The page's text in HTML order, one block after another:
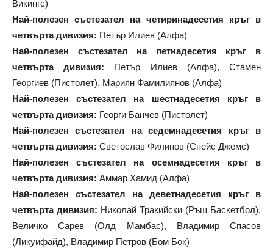
Викингс)
Най-полезен състезател на четиринадесетия кръг в
четвърта дивизия: Петър Илиев (Алфа)
Най-полезен състезател на петнадесетия кръг в
четвърта дивизия: Петър Илиев (Алфа), Стамен
Георгиев (Пистолет), Мариян Фамилиянов (Алфа)
Най-полезен състезател на шестнадесетия кръг в
четвърта дивизия: Георги Банчев (Пистолет)
Най-полезен състезател на седемнадесетия кръг в
четвърта дивизия: Светослав Филипов (Спейс Джемс)
Най-полезен състезател на осемнадесетия кръг в
четвърта дивизия: Аммар Хамид (Алфа)
Най-полезен състезател на деветнадесетия кръг в
четвърта дивизия: Николай Тракийски (Ръш Баскетбол),
Величко Сарев (Олд Мамбас), Владимир Спасов
(Ликуифайд), Владимир Петров (Бом Бок)